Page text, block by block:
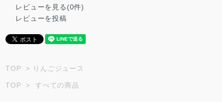
レビューを見る(0件)
レビューを投稿
TOP > りんごジュース
TOP > すべての商品